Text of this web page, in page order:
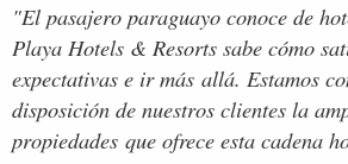
"El pasajero paraguayo conoce de
Playa Hotels & Resorts sabe cómo
expectativas e ir más allá. Estamos
disposición de nuestros clientes la
propiedades que ofrece esta cadena